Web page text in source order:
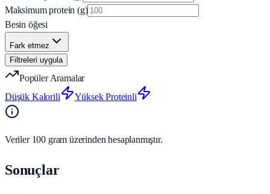
Maksimum protein (g)
Besin öğesi
Fark etmez
Filtreleri uygula
Popüler Aramalar
Düşük Kalorili
Yüksek Proteinli
Veriler 100 gram üzerinden hesaplanmıştır.
Sonuçlar